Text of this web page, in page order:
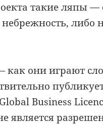
такие ляпы —
либо
они играют
Business
является